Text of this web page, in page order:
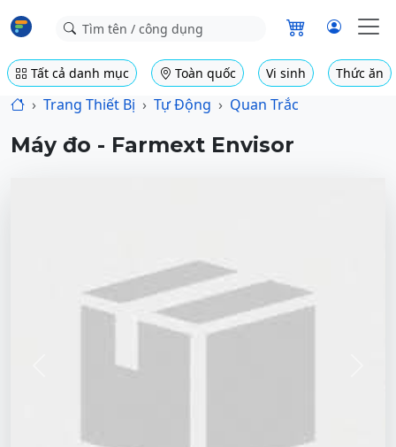
Tất cả danh mục Toàn quốc Vi sinh Thức ăn
Trang Thiết Bị Tự Động Quan Trắc
Máy đo - Farmext Envisor